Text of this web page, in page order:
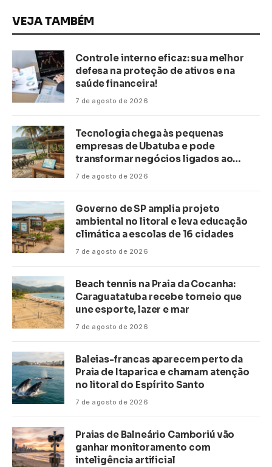
VEJA TAMBÉM
Controle interno eficaz: sua melhor
defesa na proteção de ativos e na
saúde financeira!
7 de agosto de 2026
Tecnologia chega às pequenas
empresas de Ubatuba e pode
transformar negócios ligados ao
turismo no litoral
7 de agosto de 2026
Governo de SP amplia projeto
ambiental no litoral e leva educação
climática a escolas de 16 cidades
7 de agosto de 2026
Beach tennis na Praia da Cocanha:
Caraguatatuba recebe torneio que
une esporte, lazer e mar
7 de agosto de 2026
Baleias-francas aparecem perto da
Praia de Itaparica e chamam atenção
no litoral do Espírito Santo
7 de agosto de 2026
Praias de Balneário Camboriú vão
ganhar monitoramento com
inteligência artificial